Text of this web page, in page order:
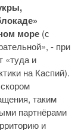
море(с
- при
«туда и
на Каспий).
таким
партнёрами
и